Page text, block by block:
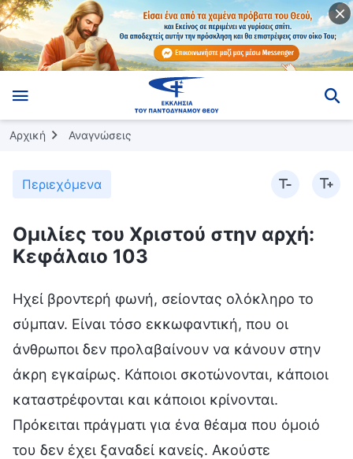
Αρχική Αναγνώσεις
Περιεχόμενα
Ομιλίες του Χριστού στην αρχή:
Κεφάλαιο 103
Ηχεί βροντερή φωνή, σείοντας ολόκληρο το
σύμπαν. Είναι τόσο εκκωφαντική, που οι
άνθρωποι δεν προλαβαίνουν να κάνουν στην
άκρη εγκαίρως. Κάποιοι σκοτώνονται, κάποιοι
καταστρέφονται και κάποιοι κρίνονται.
Πρόκειται πράγματι για ένα θέαμα που όμοιό
του δεν έχει ξαναδεί κανείς. Ακούστε